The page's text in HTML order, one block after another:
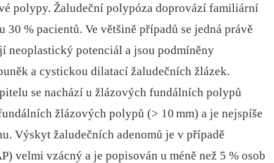
polypy. Žaludeční polypóza doprovází familiární
30 % pacientů. Ve většině případů se jedná právě
neoplastický potenciál a jsou podmíněny
a cystickou dilatací žaludečních žlázek.
se nachází u žlázových fundálních polypů
žlázových polypů (> 10 mm) a je nejspíše
Výskyt žaludečních adenomů je v případě
velmi vzácný a je popisován u méně než 5 % osob